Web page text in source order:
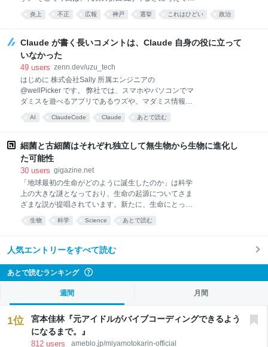
異例の動きが前進することになる。 決議案を主導した
共和党ランド・ポール委員長は、ファウチ氏が国立ア
ルスの感染拡大を引
るリアルな想いを聞くべく、インタビューを実施しま
した。その内容をぜひ皆さまにもお届けしたく記事に
節目。Merchuは、なぜ今リブランディングを決めたの
か まず最初にお聞きしたいのですが、今回インタ
ビューを行うにあたって、楓さんから「ご自身のnote
にも掲載したい」とご提案いただきましたよね。note
で発信しようと思われた理由や想いがあれば、ぜひ教
えていただけますか？ noteは執筆者の思考やできごと
が深く丁寧に綴られていて、読者の方もそれをじっく
り読み込む文化があるイメージがあるので、自分の考
炎上 不正 広報 神戸 選挙 これはひどい 政治
Claude が書く長いコメントは、Claude 自身の役に立って
いなかった
49 users zenn.dev/uzu_tech
はじめに 株式会社Sally 所属エンジニアの
@wellPicker です。 弊社では、スマホやパソコンでマ
ダミスを遊べるアプリであるウズや、マダミス情報・
予約管理サイトマダミス.jp、マダミス開発ツールウズ
スタジオを開発しています。 マダミスについてはこち
と、コメントがやたら長くなります。気になって本人
に聞いてみたところ、想定と違う答えが返ってきまし
た。そこからルールを整備したのですが、思ったほど
しました。 その一連の記録です。 まず実物 弊社バッ
クエンド（Go）の、WebSocket の圧縮設定です。
Claude が書きました。 // WebSocket フレーム圧縮
(RFC 7692 permessage-deflate) を有効化する。 // ク
AI ClaudeCode Claude あとで読む
細菌と古細菌はそれぞれ独立して無生物から生物に進化し
た可能性
30 users gigazine.net
「地球最初の生命がどのように誕生したのか」は科学
上の大きな謎となっており、生命の起源についてさま
ざまな説が提唱されています。新たに、生命にとって
必要不可欠な「代謝」の起源について探った研究によ
り、生命の主要な系統である細菌と古細菌はそれぞれ
示されました。 Intermediate stages in the origin of
Science Advances
https://www.science.org/doi/10.1126/sciadv.aef3128
Two origins of life | EurekAlert!
https://www.eurekalert.org/news-releases/1138775
'Only On
生物 科学 Science あとで読む
人気エントリーをすべて読む
あとで読むランキング
週間 月間
1位
宮本佳林『元アイドルがバイブコーディングできるよう
になるまで。』
812 users ameblo.jp/miyamotokarin-official